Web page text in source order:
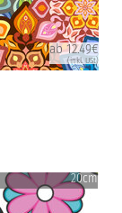
ab 12.49€
(inkl. USt)
20cm